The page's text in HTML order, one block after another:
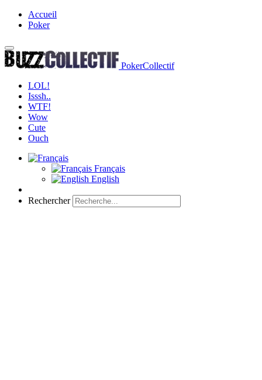
Accueil
Poker
PokerCollectif
LOL!
Isssh..
WTF!
Wow
Cute
Ouch
Français
English
Rechercher